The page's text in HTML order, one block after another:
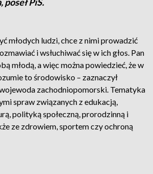
młodych ludzi, chce z nimi prowadzić
i wsłuchiwać się w ich głos. Pan
młodą, a więc można powiedzieć, że w
to środowisko – zaznaczył
zachodniopomorski. Tematyka
spraw związanych z edukacją,
polityką społeczną, prorodzinną i
ze zdrowiem, sportem czy ochroną